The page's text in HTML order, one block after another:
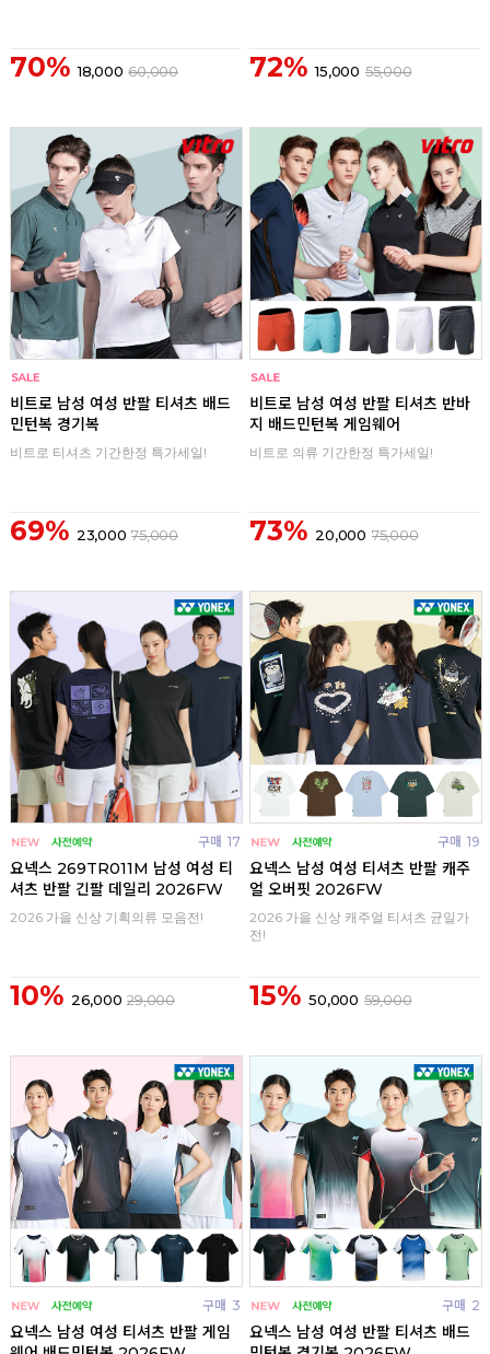
70% 18,000 60,000 72% 15,000 55,000
비트로 남성 여성 반팔 티셔츠 배드
민턴복 경기복
비트로 티셔츠 기간한정 특가세일!
69% 23,000 75,000
비트로 남성 여성 반팔 티셔츠 반바
지 배드민턴복 게임웨어
비트로 의류 기간한정 특가세일!
73% 20,000 75,000
구매 17
요넥스 269TR011M 남성 여성 티
셔츠 반팔 긴팔 데일리 2026FW
2026 가을 신상 기획의류 모음전!
10% 26,000 29,000
구매 19
요넥스 남성 여성 티셔츠 반팔 캐주
얼 오버핏 2026FW
2026 가을 신상 캐주얼 티셔츠 균일가
전!
15% 50,000 59,000
구매 3
요넥스 남성 여성 티셔츠 반팔 게임
구매 2
요넥스 남성 여성 반팔 티셔츠 배드